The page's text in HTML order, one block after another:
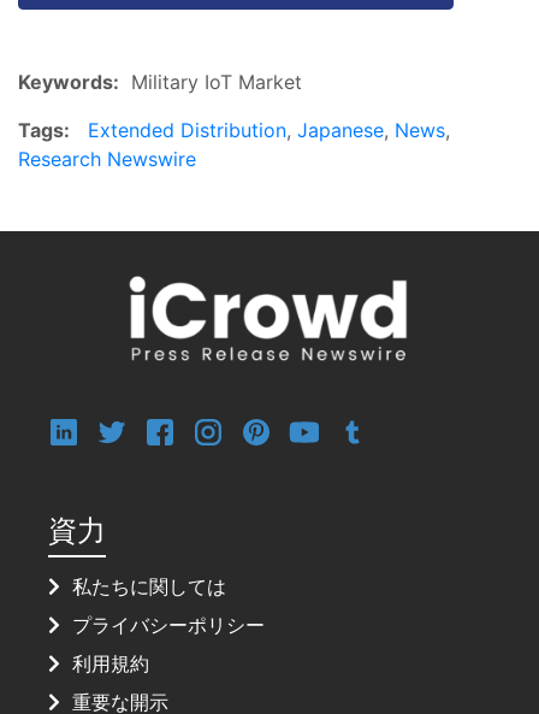
Keywords: Military IoT Market
Tags:
Extended Distribution, Japanese, News,
Research Newswire
資力
私たちに関しては
プライバシーポリシー
利用規約
重要な開示